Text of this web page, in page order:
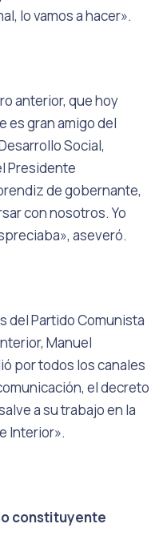
lo vamos a hacer».
anterior, que hoy
es gran amigo del
Social,
Presidente
de gobernante,
con nosotros. Yo
aseveró.
del Partido Comunista
Manuel
por todos los canales
el decreto
a su trabajo en la
Interior».
constituyente